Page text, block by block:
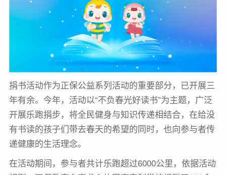
捐书活动作为正保公益系列活动的重要部分，已开展三
年有余。今年，活动以“不负春光好读书”为主题，广泛
开展乐跑捐步，将全民健身与知识传递相结合，在给没
有书读的孩子们带去春天的希望的同时，也向参与者传
递健康的生活理念。
在活动期间，参与者共计乐跑超过6000公里，依据活动